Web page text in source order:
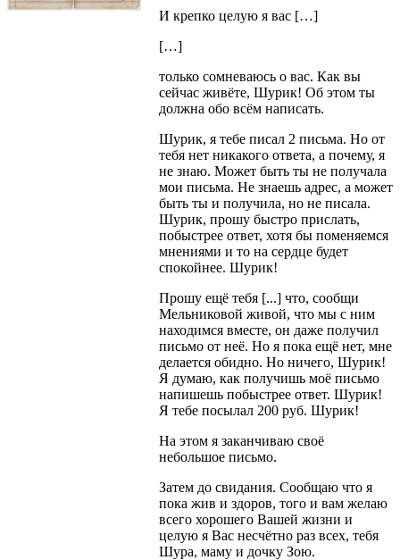
И крепко целую я вас […]
[…]
только сомневаюсь о вас. Как вы
сейчас живёте, Шурик! Об этом ты
должна обо всём написать.
Шурик, я тебе писал 2 письма. Но от
тебя нет никакого ответа, а почему, я
не знаю. Может быть ты не получала
мои письма. Не знаешь адрес, а может
быть ты и получила, но не писала.
Шурик, прошу быстро прислать,
побыстрее ответ, хотя бы поменяемся
мнениями и то на сердце будет
спокойнее. Шурик!
Прошу ещё тебя [...] что, сообщи
Мельниковой живой, что мы с ним
находимся вместе, он даже получил
письмо от неё. Но я пока ещё нет, мне
делается обидно. Но ничего, Шурик!
Я думаю, как получишь моё письмо
напишешь побыстрее ответ. Шурик!
Я тебе посылал 200 руб. Шурик!
На этом я заканчиваю своё
небольшое письмо.
Затем до свидания. Сообщаю что я
пока жив и здоров, того и вам желаю
всего хорошего Вашей жизни и
целую я Вас несчётно раз всех, тебя
Шура, маму и дочку Зою.